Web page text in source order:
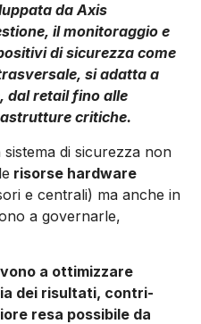
da Axis
il monitoraggio e
di sicurezza come
si adatta a
dal retail fino alle
critiche.
sistema di sicurezza non
risorse hardware
e centrali) ma anche in
a governarle,
a ottimizzare
dei risultati, contri­
resa possibile da